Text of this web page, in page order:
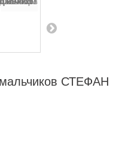
СТЕФАН